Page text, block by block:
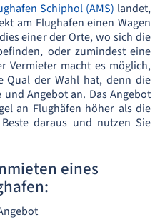
Schiphol (AMS) landet,
am Flughafen einen Wagen
einer der Orte, wo sich die
oder zumindest eine
Vermieter macht es möglich,
Qual der Wahl hat, denn die
und Angebot an. Das Angebot
an Flughäfen höher als die
daraus und nutzen Sie
eines